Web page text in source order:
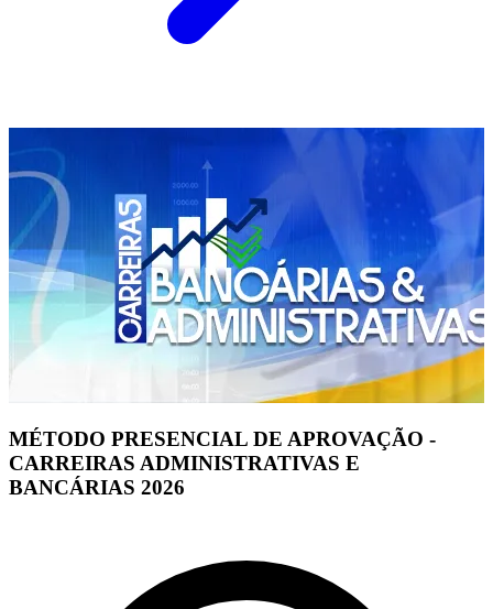
MÉTODO PRESENCIAL DE APROVAÇÃO -
CARREIRAS ADMINISTRATIVAS E
BANCÁRIAS 2026